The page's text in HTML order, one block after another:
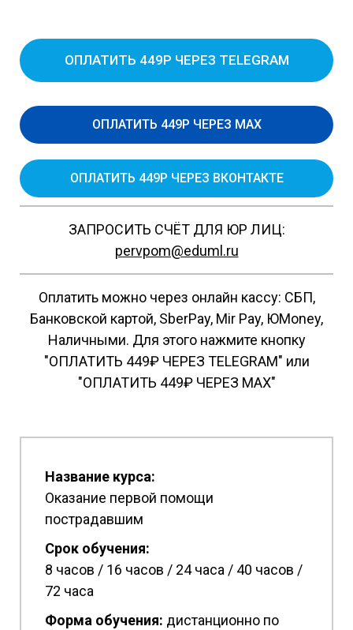
ОПЛАТИТЬ 449Р ЧЕРЕЗ TELEGRAM
ОПЛАТИТЬ 449Р ЧЕРЕЗ MAX
ОПЛАТИТЬ 449Р ЧЕРЕЗ ВКОНТАКТЕ
ЗАПРОСИТЬ СЧЁТ ДЛЯ ЮР ЛИЦ:
pervpom@eduml.ru
Оплатить можно через онлайн кассу: СБП,
Банковской картой, SberPay, Mir Pay, ЮMoney,
Наличными. Для этого нажмите кнопку
"ОПЛАТИТЬ 449₽ ЧЕРЕЗ TELEGRAM" или
"ОПЛАТИТЬ 449₽ ЧЕРЕЗ MAX"
Название курса:
Оказание первой помощи
пострадавшим
Срок обучения:
8 часов / 16 часов / 24 часа / 40 часов /
72 часа
Форма обучения: дистанционно по